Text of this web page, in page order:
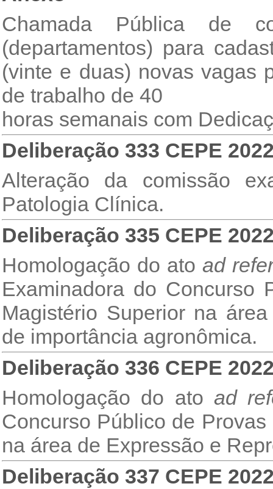
Chamada Pública de
(departamentos) para
(vinte e duas) novas vagas
de trabalho de 40
horas semanais com
Deliberação 333 CEPE
Alteração da comissão
Patologia Clínica.
Deliberação 335 CEPE
Homologação do ato ad
Examinadora do Concurso
Magistério Superior na
de importância agronômica.
Deliberação 336 CEPE
Homologação do ato ad
Concurso Público de
na área de Expressão e
Deliberação 337 CEPE